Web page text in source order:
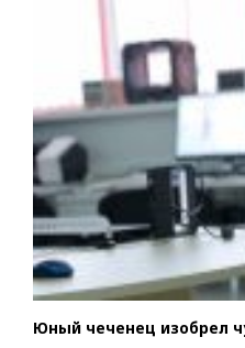
Юный чеченец изобрел